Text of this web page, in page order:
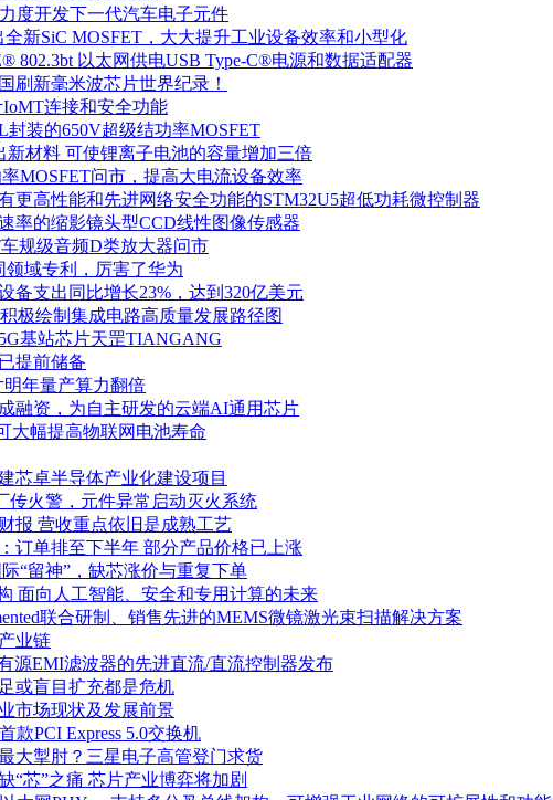
度开发下一代汽车电子元件
新SiC MOSFET，大大提升工业设备效率和小型化
802.3bt 以太网供电USB Type-C®电源和数据适配器
刷新毫米波芯片世界纪录！
连接和安全功能
封装的650V超级结功率MOSFET
新材料 可使锂离子电池的容量增加三倍
MOSFET问市，提高大电流设备效率
更高性能和先进网络安全功能的STM32U5超低功耗微控制器
率的缩影镜头型CCD线性图像传感器
规级音频D类放大器问市
领域专利，厉害了华为
备支出同比增长23%，达到320亿美元
极绘制集成电路高质量发展路径图
基站芯片天罡TIANGANG
提前储备
明年量产算力翻倍
融资，为自主研发的云端AI通用芯片
大幅提高物联网电池寿命
芯卓半导体产业化建设项目
传火警，元件异常启动灭火系统
报 营收重点依旧是成熟工艺
订单排至下半年 部分产品价格已上涨
“留神”，缺芯涨价与重复下单
面向人工智能、安全和专用计算的未来
联合研制、销售先进的MEMS微镜激光束扫描解决方案
业链
源EMI滤波器的先进直流/直流控制器发布
或盲目扩充都是危机
市场现状及发展前景
款PCI Express 5.0交换机
大掣肘？三星电子高管登门求货
“芯”之痛 芯片产业博弈将加剧